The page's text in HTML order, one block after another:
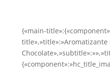
{«main-
title»,»title»:»Aromatizante